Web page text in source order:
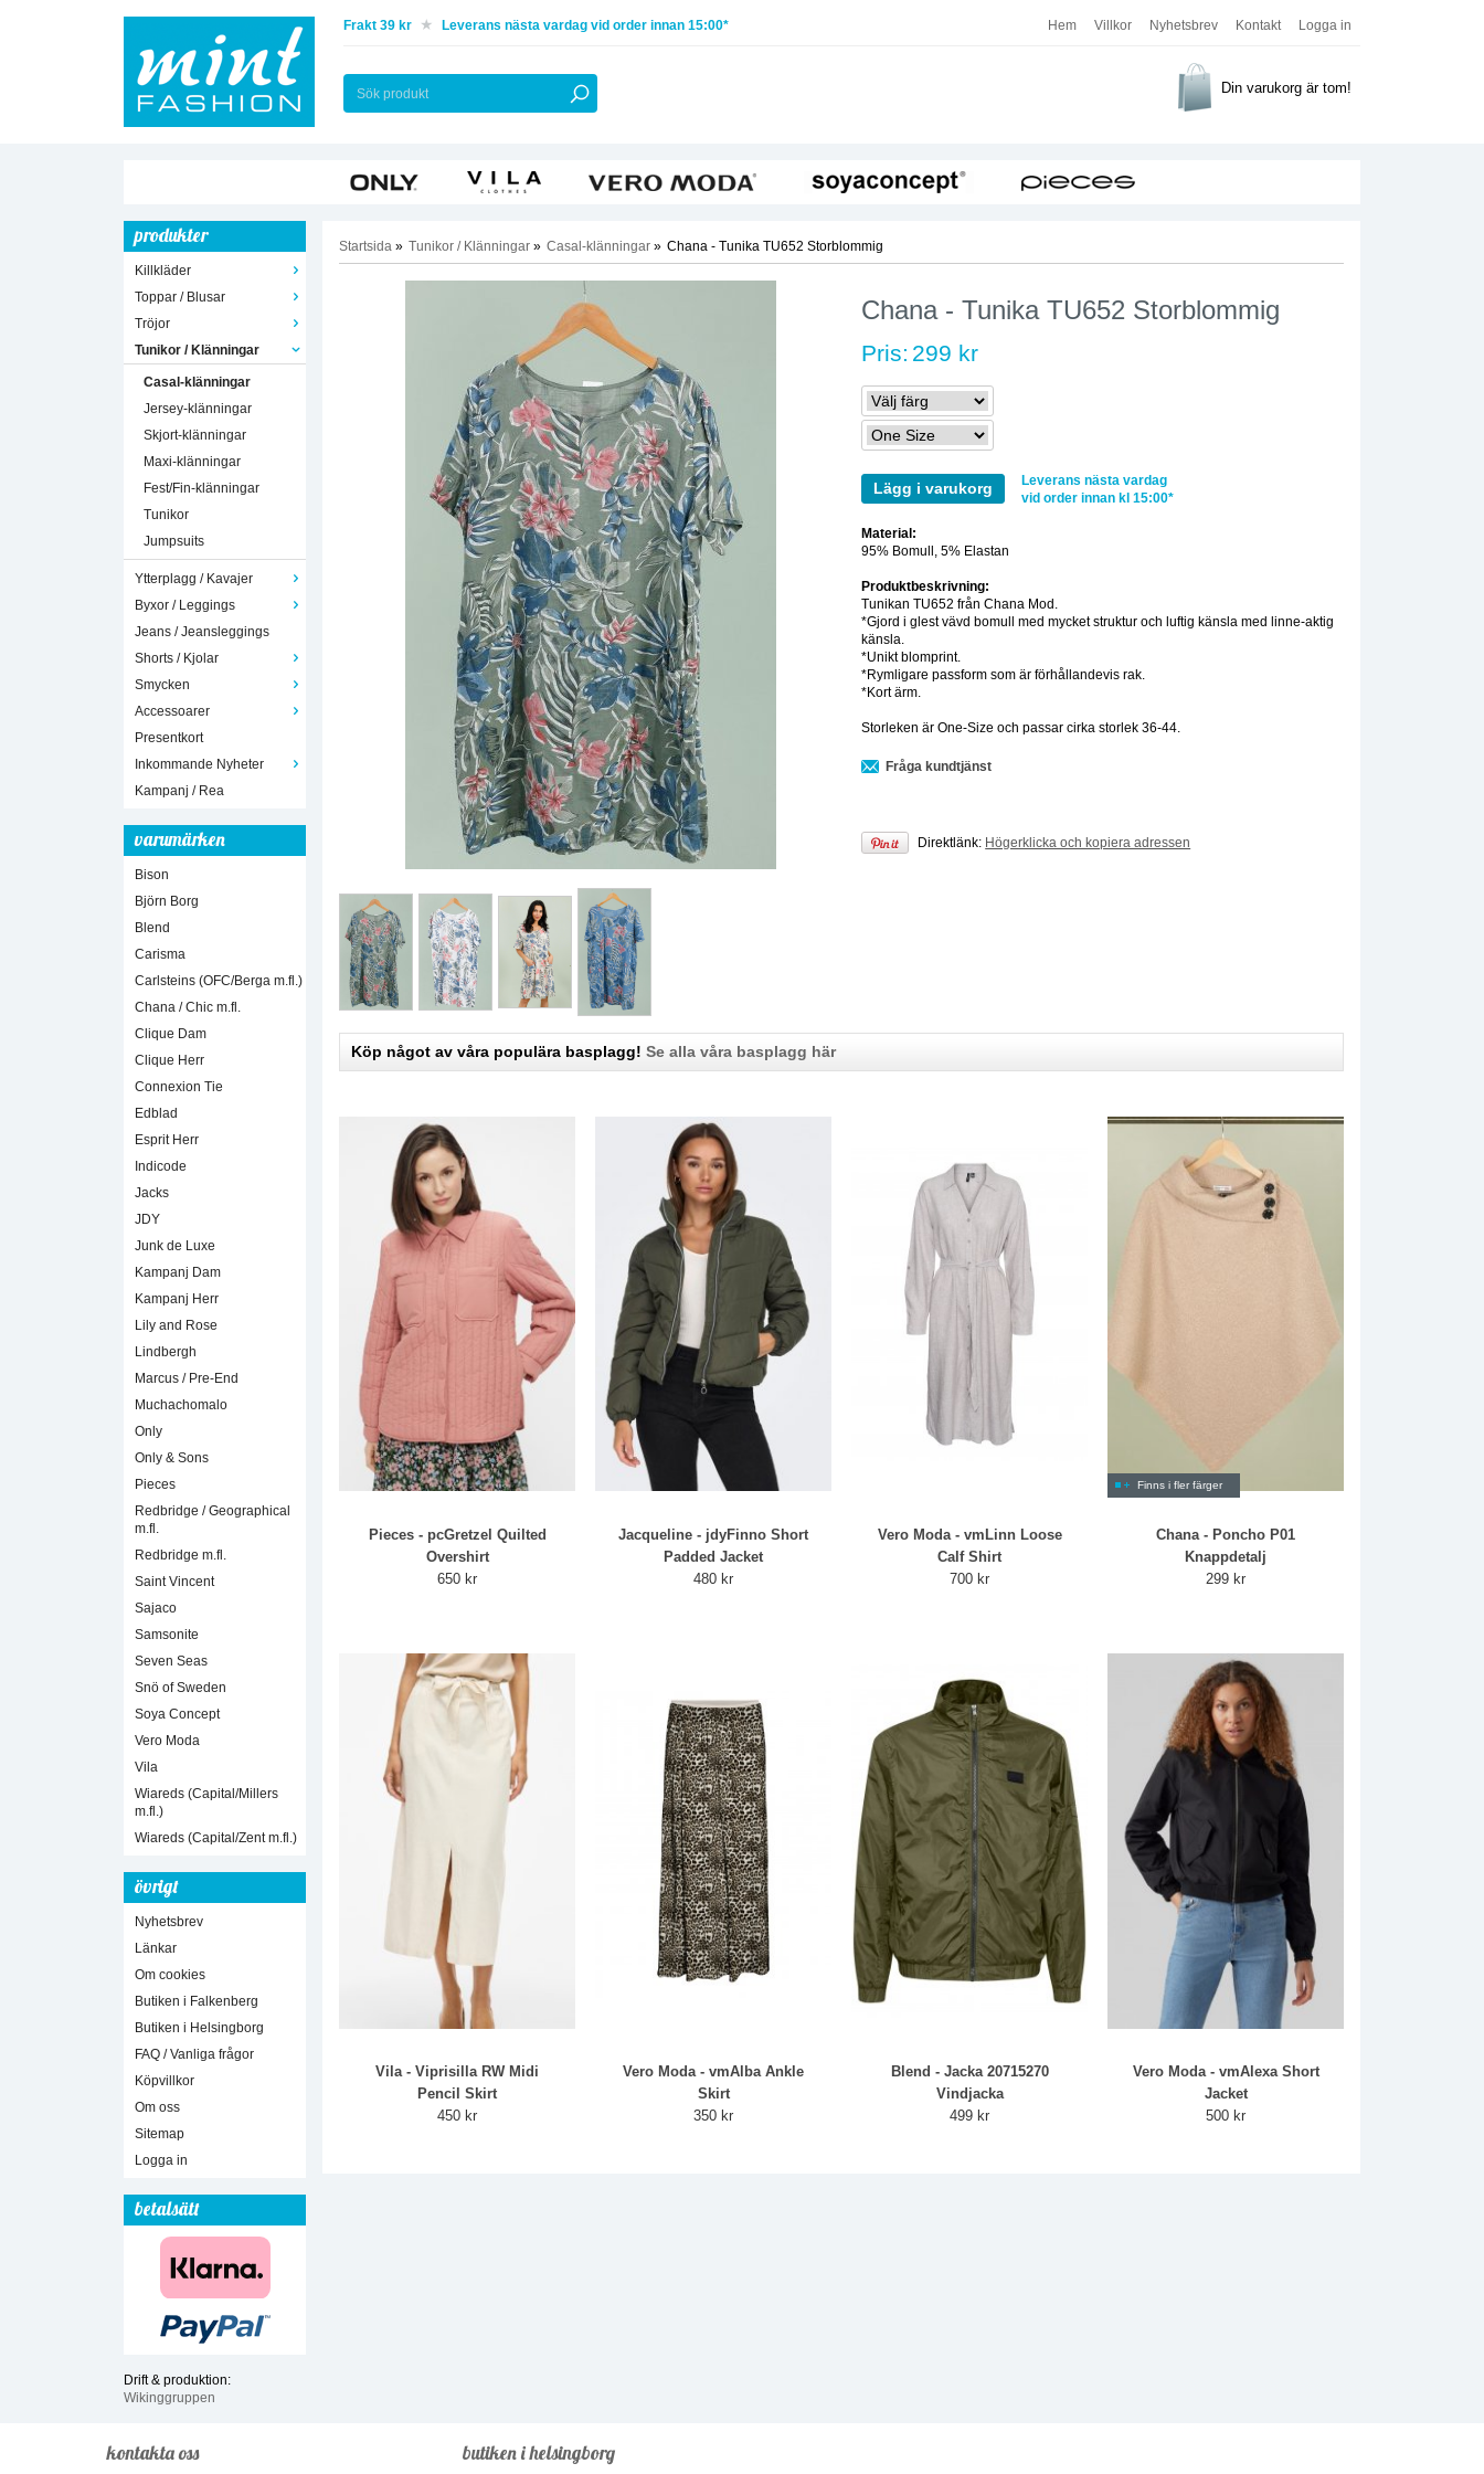
Hem Villkor Nyhetsbrev Kontakt Logga in
Frakt 39 kr Leverans nästa vardag vid order innan 15:00*
Din varukorg är tom!
produkter
Killkläder
Toppar / Blusar
Tröjor
Tunikor / Klänningar
Casal-klänningar
Jersey-klänningar
Skjort-klänningar
Maxi-klänningar
Fest/Fin-klänningar
Tunikor
Jumpsuits
Ytterplagg / Kavajer
Byxor / Leggings
Jeans / Jeansleggings
Shorts / Kjolar
Smycken
Accessoarer
Presentkort
Inkommande Nyheter
Kampanj / Rea
varumärken
Bison
Björn Borg
Blend
Carisma
Carlsteins (OFC/Berga m.fl.)
Chana / Chic m.fl.
Clique Dam
Clique Herr
Connexion Tie
Edblad
Esprit Herr
Indicode
Jacks
JDY
Junk de Luxe
Kampanj Dam
Kampanj Herr
Lily and Rose
Lindbergh
Marcus / Pre-End
Muchachomalo
Only
Only & Sons
Pieces
Redbridge / Geographical
m.fl.
Redbridge m.fl.
Saint Vincent
Sajaco
Samsonite
Seven Seas
Snö of Sweden
Soya Concept
Vero Moda
Vila
Wiareds (Capital/Millers
m.fl.)
Wiareds (Capital/Zent m.fl.)
övrigt
Nyhetsbrev
Länkar
Om cookies
Butiken i Falkenberg
Butiken i Helsingborg
FAQ / Vanliga frågor
Köpvillkor
Om oss
Sitemap
Logga in
betalsätt
Drift & produktion:
Wikinggruppen
Startsida » Tunikor / Klänningar » Casal-klänningar » Chana - Tunika TU652 Storblommig
Chana - Tunika TU652 Storblommig
Pris: 299 kr
Lägg i varukorg
Leverans nästa vardag
vid order innan kl 15:00*
Material:
95% Bomull, 5% Elastan
Produktbeskrivning:
Tunikan TU652 från Chana Mod.
*Gjord i glest vävd bomull med mycket struktur och luftig känsla med linne-aktig
känsla.
*Unikt blomprint.
*Rymligare passform som är förhållandevis rak.
*Kort ärm.
Storleken är One-Size och passar cirka storlek 36-44.
Fråga kundtjänst
Direktlänk: Högerklicka och kopiera adressen
Köp något av våra populära basplagg! Se alla våra basplagg här
Pieces - pcGretzel Quilted
Overshirt
650 kr
Jacqueline - jdyFinno Short
Padded Jacket
480 kr
Vero Moda - vmLinn Loose
Calf Shirt
700 kr
Finns i fler färger
Chana - Poncho P01
Knappdetalj
299 kr
Vila - Viprisilla RW Midi
Pencil Skirt
450 kr
Vero Moda - vmAlba Ankle
Skirt
350 kr
Blend - Jacka 20715270
Vindjacka
499 kr
Vero Moda - vmAlexa Short
Jacket
500 kr
kontakta oss butiken i helsingborg